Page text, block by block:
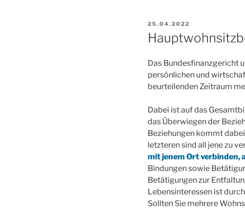
VERÖFFENTLICHT
AM
25.04.2022
Das Bundesfinanzgericht
persönlichen und
beurteilenden Zeitraum
Dabei ist auf das
das Überwiegen der
Beziehungen kommt
letzteren sind all jene zu
mit jenem Ort verbinden,
Bindungen sowie
Betätigungen zur
Lebensinteressen ist
Sollten Sie mehrere